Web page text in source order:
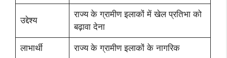
उद्देश्य
राज्य के ग्रामीण इलाकों में खेल प्रतिभा को
बढ़ावा देना
लाभार्थी राज्य के ग्रामीण इलाकों के नागरिक